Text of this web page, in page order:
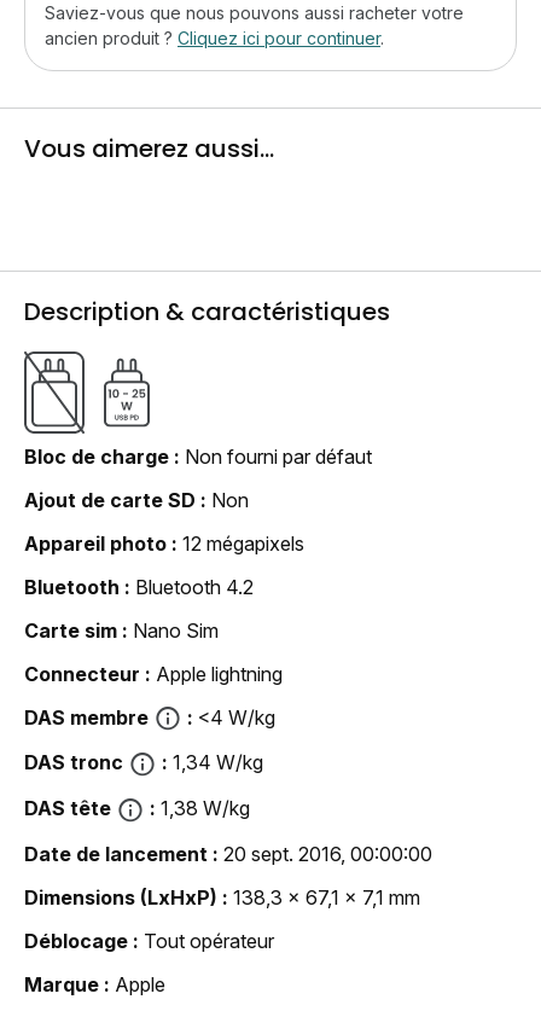
Saviez-vous que nous pouvons aussi racheter votre
ancien produit ? Cliquez ici pour continuer.
Vous aimerez aussi...
Description & caractéristiques
Bloc de charge
Non fourni par défaut
Ajout de carte SD
Non
Appareil photo
12 mégapixels
Bluetooth
Bluetooth 4.2
Carte sim
Nano Sim
Connecteur
Apple lightning
DAS membre
<4 W/kg
DAS tronc
1,34 W/kg
DAS tête
1,38 W/kg
Date de lancement
20 sept. 2016, 00:00:00
Dimensions (LxHxP)
138,3 x 67,1 x 7,1 mm
Déblocage
Tout opérateur
Marque
Apple